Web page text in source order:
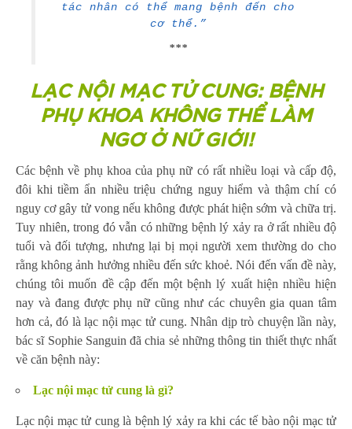
tác nhân có
thể mang bệnh đến cho
cơ thể. ”
***
LẠC NỘI MẠC TỬ CUNG: BỆNH
PHỤ KHOA KHÔNG THỂ LÀM
NGƠ Ở NỮ GIỚI!
Các bệnh về phụ khoa của phụ nữ có rất nhiều loại và cấp độ,
đôi khi tiềm ẩn nhiều triệu chứng nguy hiểm và thậm chí có
nguy cơ gây tử vong nếu không được phát hiện sớm và chữa trị.
Tuy nhiên, trong đó vẫn có những bệnh lý xảy ra ở rất nhiều độ
tuổi và đối tượng, nhưng lại bị mọi người xem thường do cho
rằng không ảnh hưởng nhiều đến sức khoẻ. Nói đến vấn đề này,
chúng tôi muốn đề cập đến một bệnh lý xuất hiện nhiều hiện
nay và đang được phụ nữ cũng như các chuyên gia quan tâm
hơn cả, đó là lạc nội mạc tử cung. Nhân dịp trò chuyện lần này,
bác sĩ Sophie Sanguin đã chia sẻ những thông tin thiết thực nhất
về căn bệnh này:
Lạc nội mạc tử cung là gì?
Lạc nội mạc tử cung là bệnh lý xảy ra khi các tế bào nội mạc tử